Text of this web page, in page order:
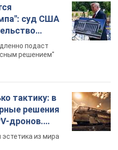
суд США
400 млн
подаст
решением"
тактику: в
решения
дронов.
из мира